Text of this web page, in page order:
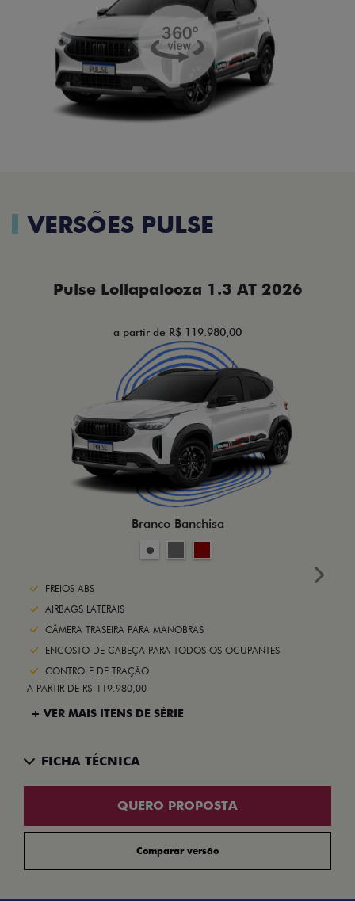
VERSÕES PULSE
Pulse Lollapalooza 1.3 AT 2026
a partir de R$ 119.980,00
Branco Banchisa
FREIOS ABS
AIRBAGS LATERAIS
CÂMERA TRASEIRA PARA MANOBRAS
ENCOSTO DE CABEÇA PARA TODOS OS OCUPANTES
CONTROLE DE TRAÇÃO
A PARTIR DE R$ 119.980,00
+ VER MAIS ITENS DE SÉRIE
FICHA TÉCNICA
QUERO PROPOSTA
Comparar versão
Next